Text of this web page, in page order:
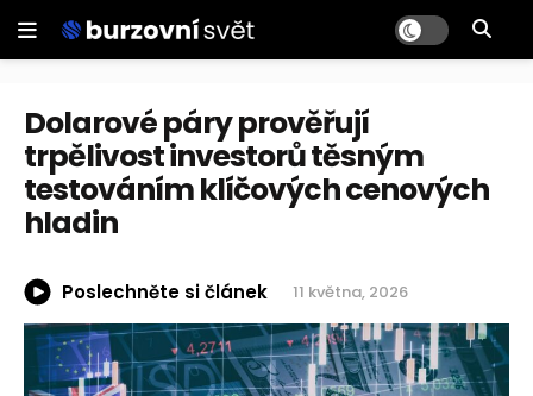
Dolarové páry prověřují
trpělivost investorů těsným
testováním klíčových cenových
hladin
Poslechněte si článek 11 května, 2026